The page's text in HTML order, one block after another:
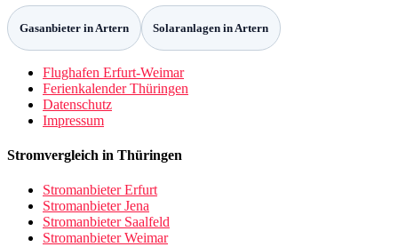
Gasanbieter in Artern Solaranlagen in Artern
Flughafen Erfurt-Weimar
Ferienkalender Thüringen
Datenschutz
Impressum
Stromvergleich in Thüringen
Stromanbieter Erfurt
Stromanbieter Jena
Stromanbieter Saalfeld
Stromanbieter Weimar